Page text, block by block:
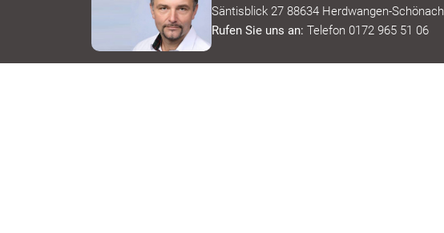
Säntisblick 27 88634 Herdwangen-Schönach
Rufen Sie uns an: Telefon 0172 965 51 06